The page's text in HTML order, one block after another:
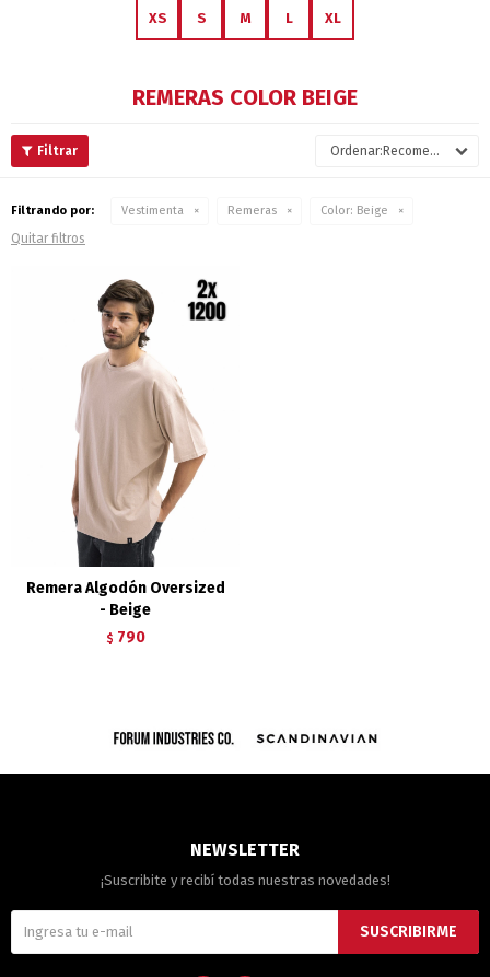
XS S M L XL
REMERAS COLOR BEIGE
Recomendados
Filtrando por: Vestimenta Remeras Color: Beige
Quitar filtros
Remera Algodón Oversized
- Beige
$ 790
NEWSLETTER
¡Suscribite y recibí todas nuestras novedades!
SUSCRIBIRME